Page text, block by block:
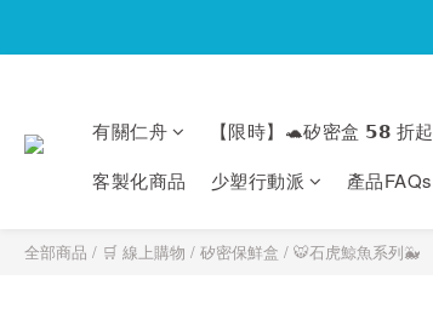
有關仁舟 【限時】🐢矽密盒 𝟱𝟴 折起
客製化商品
少塑行動派 產品FAQs
全部商品 / 🛒 線上購物 / 矽密保鮮盒 / 🐯石虎鯨魚系列🐳